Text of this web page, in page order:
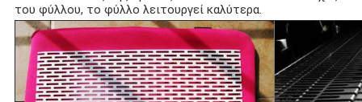
του φύλλου, το φύλλο λειτουργεί καλύτερα.